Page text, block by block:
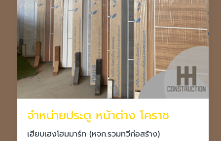
จำหน่ายประตู หน้าต่าง โคราช
เฮียบเฮงโฮมมาร์ท (หจก.รวมทวีก่อสร้าง)